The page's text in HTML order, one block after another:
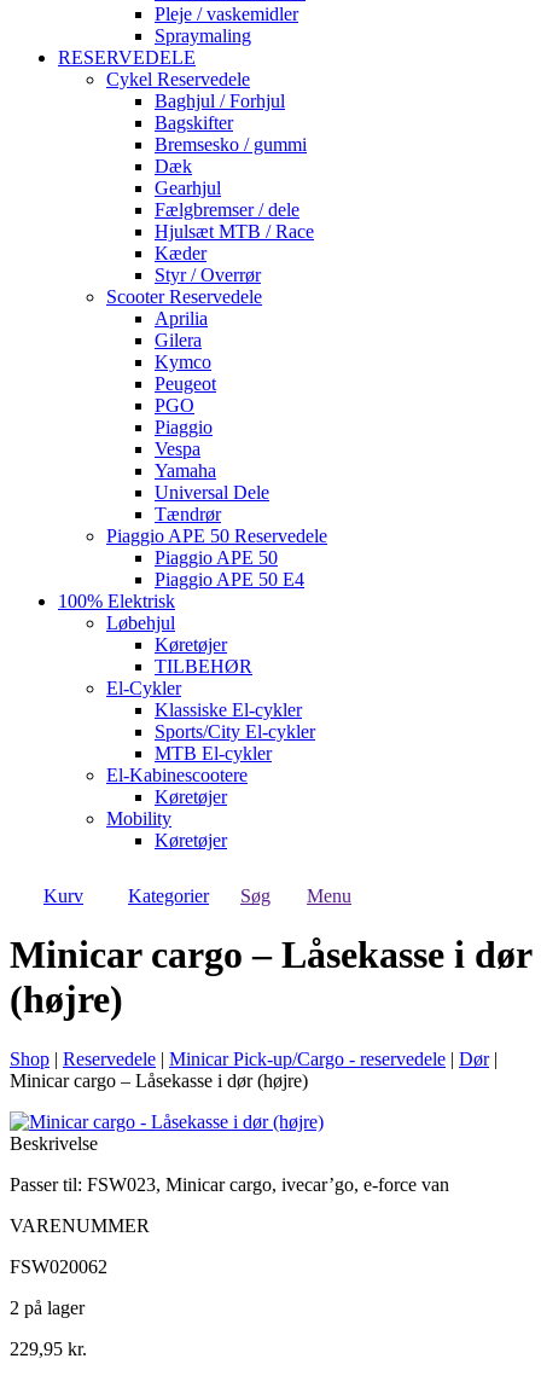
Pleje / vaskemidler
Spraymaling
RESERVEDELE
Cykel Reservedele
Baghjul / Forhjul
Bagskifter
Bremsesko / gummi
Dæk
Gearhjul
Fælgbremser / dele
Hjulsæt MTB / Race
Kæder
Styr / Overrør
Scooter Reservedele
Aprilia
Gilera
Kymco
Peugeot
PGO
Piaggio
Vespa
Yamaha
Universal Dele
Tændrør
Piaggio APE 50 Reservedele
Piaggio APE 50
Piaggio APE 50 E4
100% Elektrisk
Løbehjul
Køretøjer
TILBEHØR
El-Cykler
Klassiske El-cykler
Sports/City El-cykler
MTB El-cykler
El-Kabinescootere
Køretøjer
Mobility
Køretøjer
Kurv Kategorier Søg Menu
Minicar cargo – Låsekasse i dør
(højre)
Shop | Reservedele | Minicar Pick-up/Cargo - reservedele | Dør|
Minicar cargo – Låsekasse i dør (højre)
Beskrivelse
Passer til: FSW023, Minicar cargo, ivecar’go, e-force van
VARENUMMER
FSW020062
2 på lager
229,95 kr.